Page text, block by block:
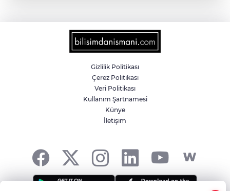
2025'te Ar-Ge'ye 254 milyar TL harcadık!
Ar-Ge'de en büyük pay üniversitelere
MGK bugün toplanıyor... Gündem
'Terörsüz Türkiye'
Gümrük Muhafaza'dan kaçakçılığa darbe!
Gizlilik Politikası
Çerez Politikası
Veri Politikası
Kullanım Şartnamesi
Künye
İletişim